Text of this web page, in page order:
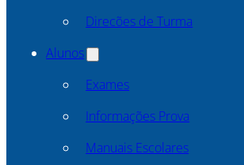
Direcões de Turma
Alunos
Exames
Informações Prova
Manuais Escolares